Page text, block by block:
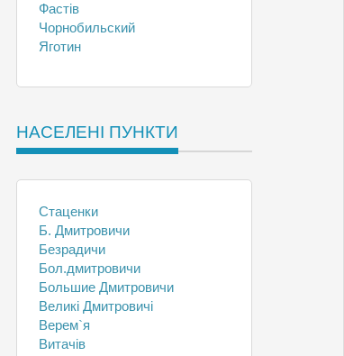
Фастів
Чорнобильский
Яготин
НАСЕЛЕНІ ПУНКТИ
Cтаценки
Б. Дмитровичи
Безрадичи
Бол.дмитровичи
Большие Дмитровичи
Великі Дмитровичі
Верем`я
Витачів